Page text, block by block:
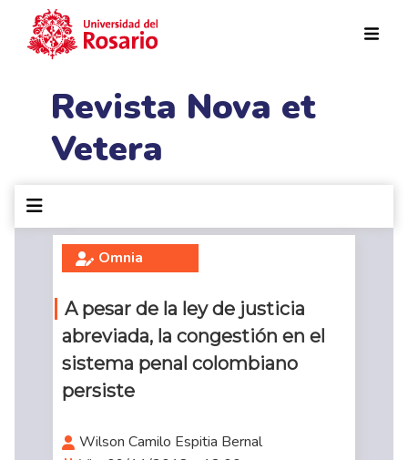
Revista Nova et
Vetera
Omnia
A pesar de la ley de justicia
abreviada, la congestión en el
sistema penal colombiano
persiste
Wilson Camilo Espitia Bernal